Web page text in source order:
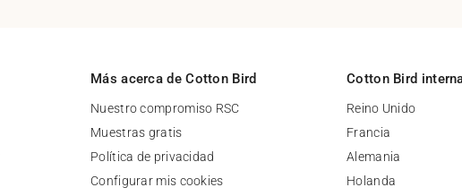
Más acerca de Cotton Bird
Nuestro compromiso RSC
Muestras gratis
Política de privacidad
Configurar mis cookies
Cotton Bird
Reino Unido
Francia
Alemania
Holanda